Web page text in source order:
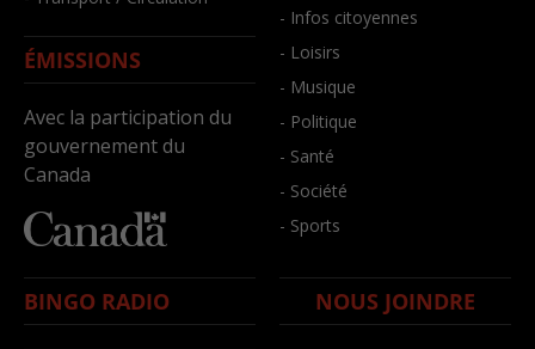
ÉMISSIONS
Avec la participation du
gouvernement du
Canada
- Infos citoyennes
- Loisirs
- Musique
- Politique
- Santé
- Société
- Sports
BINGO RADIO NOUS JOINDRE